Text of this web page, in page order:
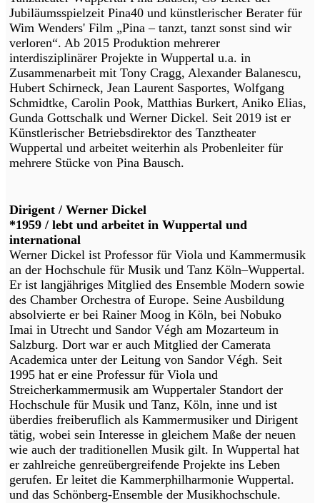
Jubiläumsspielzeit Pina40 und künstlerischer Berater für
Wim Wenders' Film „Pina – tanzt, tanzt sonst sind wir
verloren“. Ab 2015 Produktion mehrerer
interdisziplinärer Projekte in Wuppertal u.a. in
Zusammenarbeit mit Tony Cragg, Alexander Balanescu,
Hubert Schirneck, Jean Laurent Sasportes, Wolfgang
Schmidtke, Carolin Pook, Matthias Burkert, Aniko Elias,
Gunda Gottschalk und Werner Dickel. Seit 2019 ist er
Künstlerischer Betriebsdirektor des Tanztheater
Wuppertal und arbeitet weiterhin als Probenleiter für
mehrere Stücke von Pina Bausch.
Dirigent / Werner Dickel
*1959 / lebt und arbeitet in Wuppertal und
international
Werner Dickel ist Professor für Viola und Kammermusik
an der Hochschule für Musik und Tanz Köln–Wuppertal.
Er ist langjähriges Mitglied des Ensemble Modern sowie
des Chamber Orchestra of Europe. Seine Ausbildung
absolvierte er bei Rainer Moog in Köln, bei Nobuko
Imai in Utrecht und Sandor Végh am Mozarteum in
Salzburg. Dort war er auch Mitglied der Camerata
Academica unter der Leitung von Sandor Végh. Seit
1995 hat er eine Professur für Viola und
Streicherkammermusik am Wuppertaler Standort der
Hochschule für Musik und Tanz, Köln, inne und ist
überdies freiberuflich als Kammermusiker und Dirigent
tätig, wobei sein Interesse in gleichem Maße der neuen
wie auch der traditionellen Musik gilt. In Wuppertal hat
er zahlreiche genreübergreifende Projekte ins Leben
gerufen. Er leitet die Kammerphilharmonie Wuppertal.
und das Schönberg-Ensemble der Musikhochschule.